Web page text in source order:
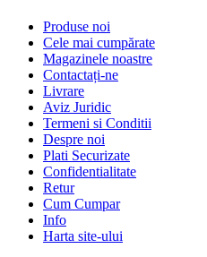
Produse noi
Cele mai cumpărate
Magazinele noastre
Contactați-ne
Livrare
Aviz Juridic
Termeni si Conditii
Despre noi
Plati Securizate
Confidentialitate
Retur
Cum Cumpar
Info
Harta site-ului